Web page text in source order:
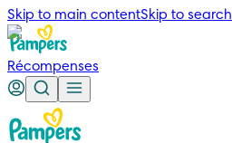
Skip to main contentSkip to search
Récompenses